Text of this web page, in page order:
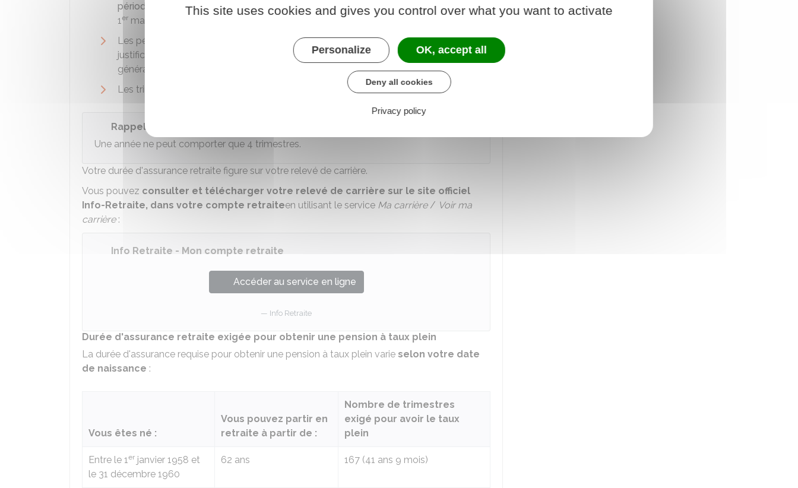
périodes de chômage, périodes de chômage partiel intervenues à partir du
1er mars 2020, périodes de service national)
Les périodes de salariat pour lesquelles l'Assurance retraite ne dispose pas du
justificatif de vos cotisations mais validées au vu des preuves que vous fournissez,
généralement vos bulletins de salaire (périodes validées par présomption)
Les trimestres d'assurance accordés gratuitement notamment pour
enfant.
Rappel
Une année ne peut comporter que 4 trimestres.
Votre durée d'assurance retraite figure sur votre relevé de carrière.
Vous pouvez consulter et télécharger votre relevé de carrière sur le site officiel
Info-Retraite, dans votre compte retraiteen utilisant le service Ma carrière/ Voir ma
carrière:
Info Retraite - Mon compte retraite
Accéder au service en ligne
Info Retraite
Durée d'assurance retraite exigée pour obtenir une pension à taux plein
La durée d'assurance requise pour obtenir une pension à taux plein varie selon votre date
de naissance :
Vous êtes né :
Vous pouvez partir en
retraite à partir de :
Nombre de trimestres
exigé pour avoir le taux
plein
Entre le 1er janvier 1958 et
le 31 décembre 1960
62 ans 167 (41 ans 9 mois)
This site uses cookies and gives you control over what you want to activate
Personalize OK, accept all
Deny all cookies
Privacy policy